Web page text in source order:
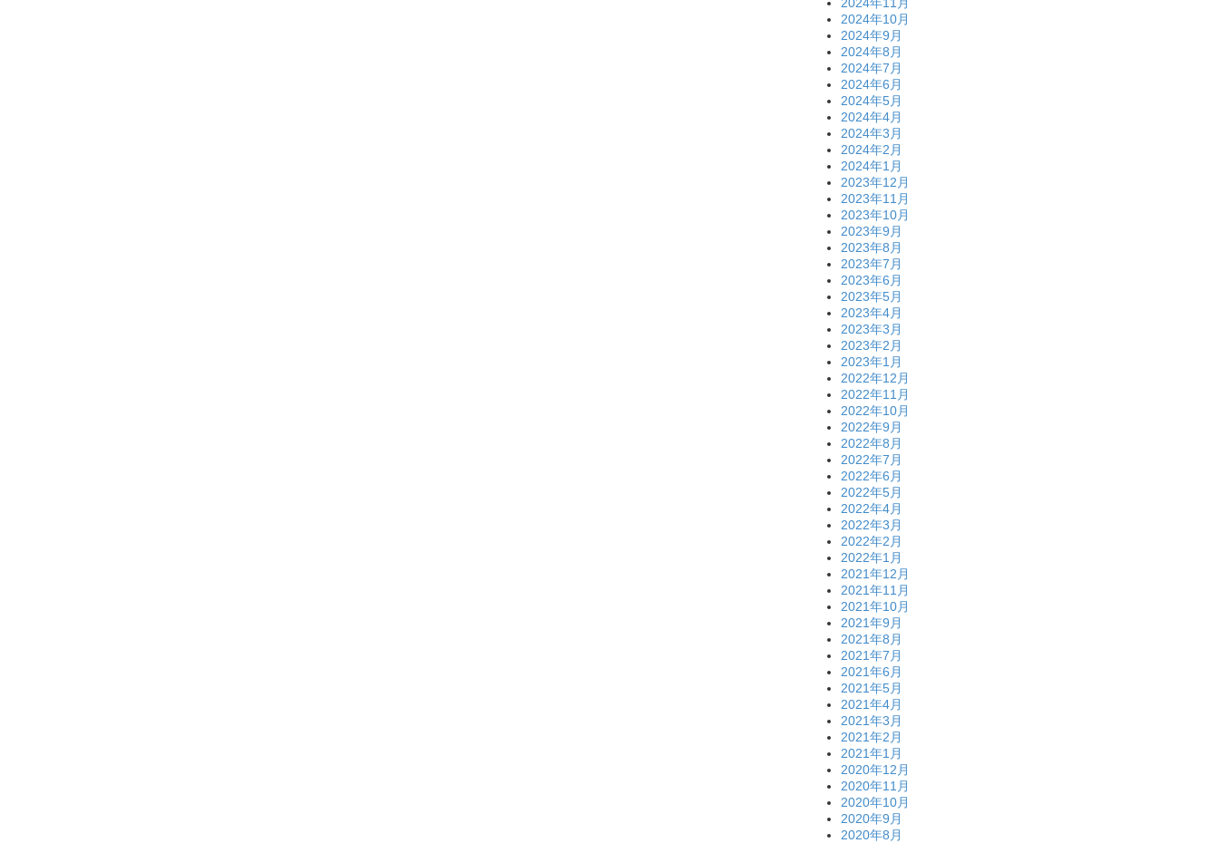
2024年10月
2024年9月
2024年8月
2024年7月
2024年6月
2024年5月
2024年4月
2024年3月
2024年2月
2024年1月
2023年12月
2023年11月
2023年10月
2023年9月
2023年8月
2023年7月
2023年6月
2023年5月
2023年4月
2023年3月
2023年2月
2023年1月
2022年12月
2022年11月
2022年10月
2022年9月
2022年8月
2022年7月
2022年6月
2022年5月
2022年4月
2022年3月
2022年2月
2022年1月
2021年12月
2021年11月
2021年10月
2021年9月
2021年8月
2021年7月
2021年6月
2021年5月
2021年4月
2021年3月
2021年2月
2021年1月
2020年12月
2020年11月
2020年10月
2020年9月
2020年8月